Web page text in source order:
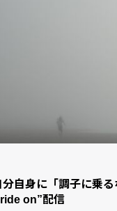
自身に「調子に乗
on”配信